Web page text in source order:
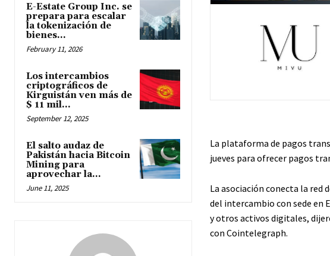
E-Estate Group Inc. se
prepara para escalar
la tokenización de
bienes...
February 11, 2026
Los intercambios
criptográficos de
Kirguistán ven más de
$ 11 mil...
September 12, 2025
El salto audaz de
Pakistán hacia Bitcoin
Mining para
aprovechar la...
June 11, 2025
La plataforma de pagos
jueves para ofrecer pagos
La asociación conecta la red
del intercambio con sede en
y otros activos digitales,
con Cointelegraph.